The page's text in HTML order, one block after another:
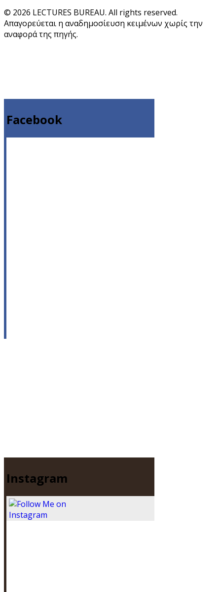
© 2026 LECTURES BUREAU. All rights reserved.
Απαγορεύεται η αναδημοσίευση κειμένων χωρίς την
αναφορά της πηγής.
Facebook
Instagram